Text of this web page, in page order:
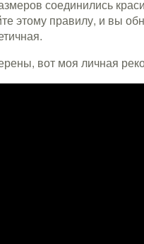
соединились
этому правилу, и вы
вот моя личная